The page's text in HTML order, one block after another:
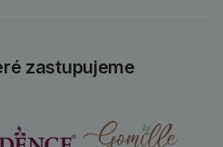
zastupujeme